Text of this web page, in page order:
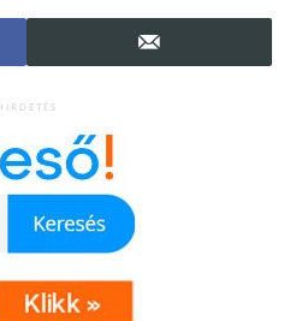
tagját, a RACING
BATTLAX V03
slick